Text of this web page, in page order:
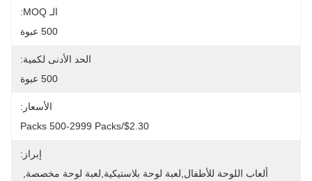
الـ MOQ:
500 عبوة
الحد الأدنى لكمية:
500 عبوة
الأسعار:
$2.30/packs 500-2999 Packs
إبراز:
ألعاب اللوحة للأطفال,لعبة لوحة بلاستيكية,لعبة لوحة مخصصة